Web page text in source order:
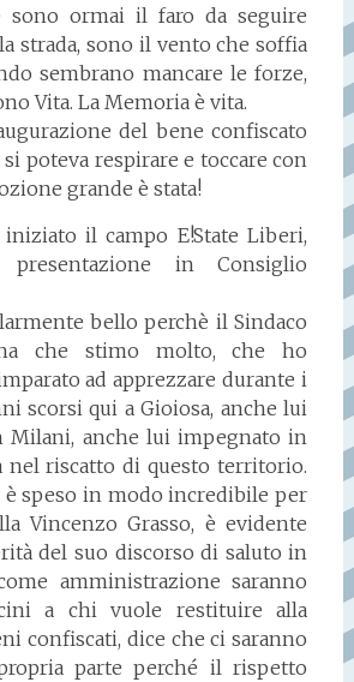
sono ormai il faro da seguire
strada, sono il vento che soffia
sembrano mancare le forze,
Vita. La Memoria è vita.
del bene confiscato
poteva respirare e toccare con
grande è stata!
il campo E!State Liberi,
in Consiglio
bello perchè il Sindaco
che stimo molto, che ho
ad apprezzare durante i
scorsi qui a Gioiosa, anche lui
Milani, anche lui impegnato in
nel riscatto di questo territorio.
è speso in modo incredibile per
Vincenzo Grasso, è evidente
del suo discorso di saluto in
amministrazione saranno
a chi vuole restituire alla
confiscati, dice che ci saranno
parte perché il rispetto